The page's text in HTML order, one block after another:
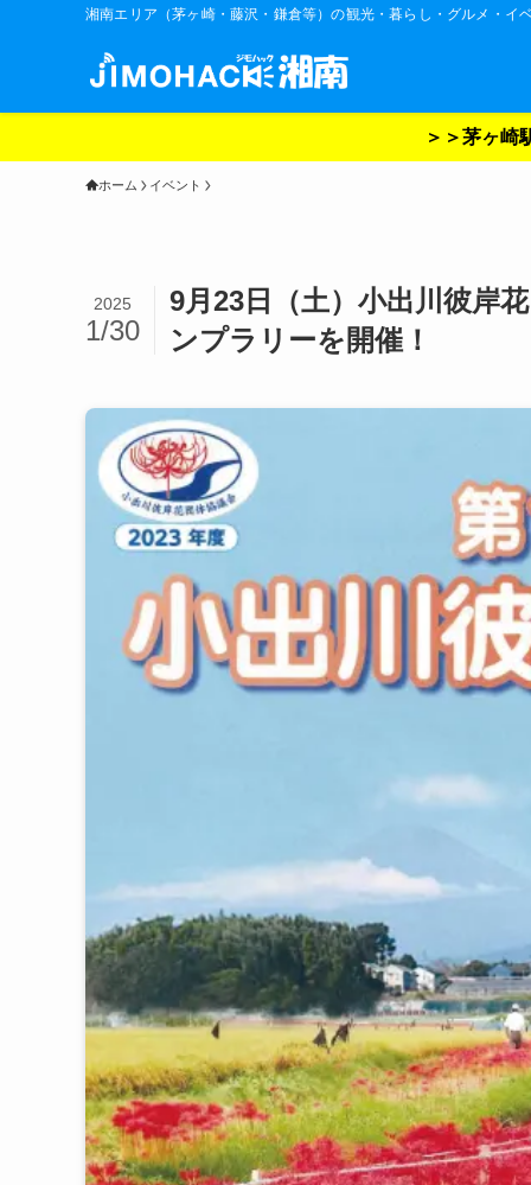
湘南エリア（茅ヶ崎・藤沢・鎌倉等）の観光・暮らし・グルメ・イ
＞＞茅ヶ崎
ホーム イベント
9月23日（土）小出川彼岸
ンプラリーを開催！
2025
1/30